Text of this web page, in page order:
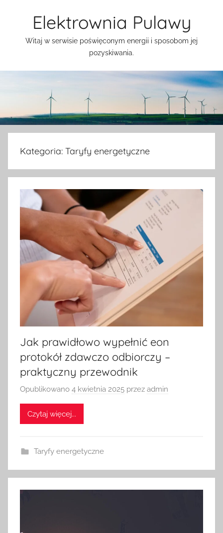
Elektrownia Pulawy
Witaj w serwisie poświęconym energii i sposobom jej
pozyskiwania.
Kategoria: Taryfy energetyczne
Jak prawidłowo wypełnić eon
protokół zdawczo odbiorczy –
praktyczny przewodnik
Opublikowano 4 kwietnia 2025 przez admin
Czytaj więcej...
Taryfy energetyczne